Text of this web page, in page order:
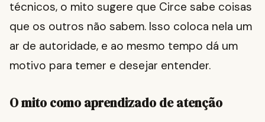
técnicos, o mito sugere que Circe sabe coisas
que os outros não sabem. Isso coloca nela um
ar de autoridade, e ao mesmo tempo dá um
motivo para temer e desejar entender.
O mito como aprendizado de atenção